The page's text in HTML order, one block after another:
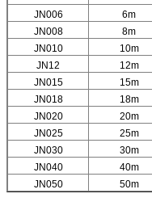
JN006
6m
JN008
8m
JN010
10m
JN12
12m
JN015
15m
JN018
18m
JN020
20m
JN025
25m
JN030
30m
JN040
40m
JN050
50m